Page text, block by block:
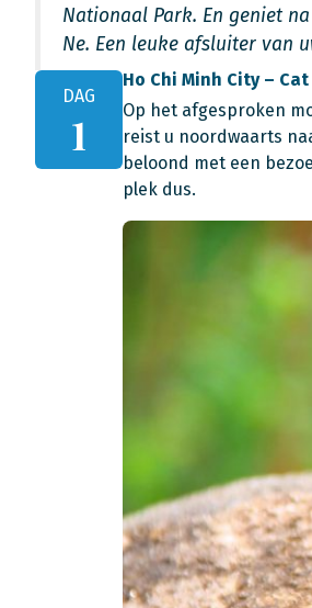
Nationaal Park. En geniet
Ne. Een leuke afsluiter van
DAG
1
Ho Chi Minh City –
Op het afgesproken
reist u noordwaarts
beloond met een
plek dus.